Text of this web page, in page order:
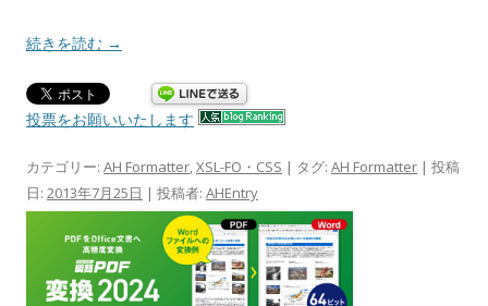
続きを読む →
投票をお願いいたします
カテゴリー: AH Formatter,XSL-FO・CSS | タグ: AH Formatter | 投稿
日: 2013年7月25日 | 投稿者: AHEntry